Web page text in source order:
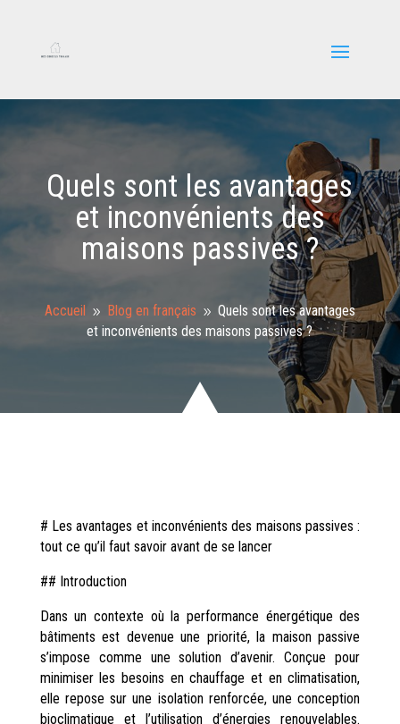
Quels sont les avantages
et inconvénients des
maisons passives ?
Accueil 9 Blog en français 9 Quels sont les avantages
et inconvénients des maisons passives ?
# Les avantages et inconvénients des maisons passives :
tout ce qu’il faut savoir avant de se lancer
## Introduction
Dans un contexte où la performance énergétique des
bâtiments est devenue une priorité, la maison passive
s’impose comme une solution d’avenir. Conçue pour
minimiser les besoins en chauffage et en climatisation,
elle repose sur une isolation renforcée, une conception
bioclimatique et l’utilisation d’énergies renouvelables.